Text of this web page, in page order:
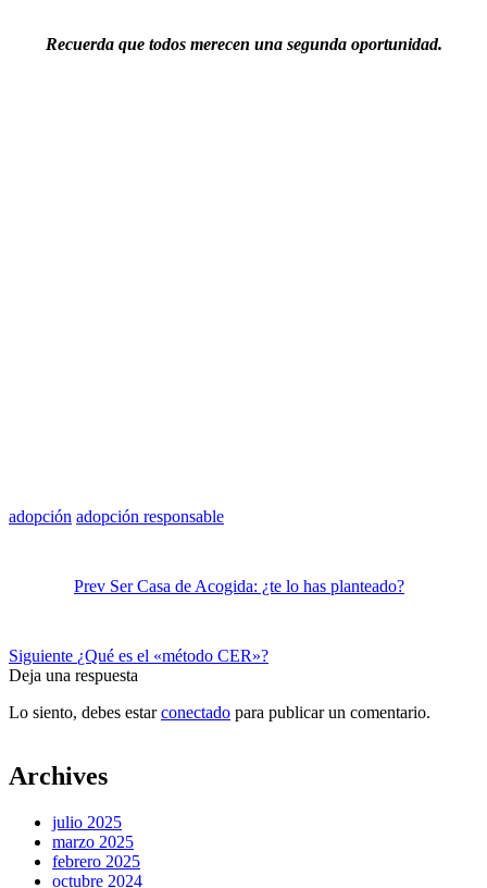
Recuerda que todos merecen una segunda oportunidad.
adopción adopción responsable
Prev Ser Casa de Acogida: ¿te lo has planteado?
Siguiente ¿Qué es el «método CER»?
Deja una respuesta
Lo siento, debes estarconectado para publicar un comentario.
Archives
julio 2025
marzo 2025
febrero 2025
octubre 2024